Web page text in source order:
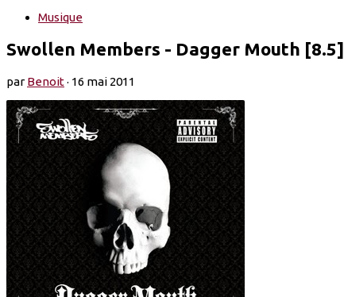
Musique
Swollen Members - Dagger Mouth [8.5]
parBenoit· 16 mai 2011